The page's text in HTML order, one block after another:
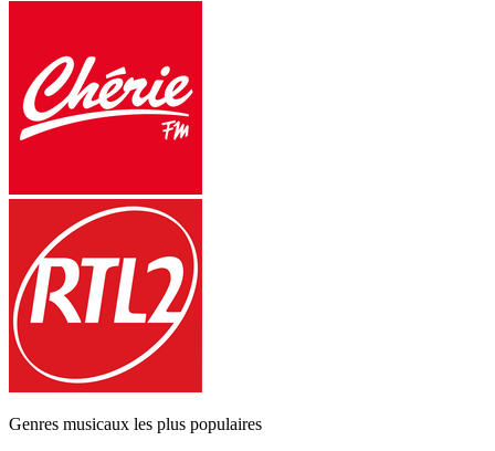
Genres musicaux les plus populaires